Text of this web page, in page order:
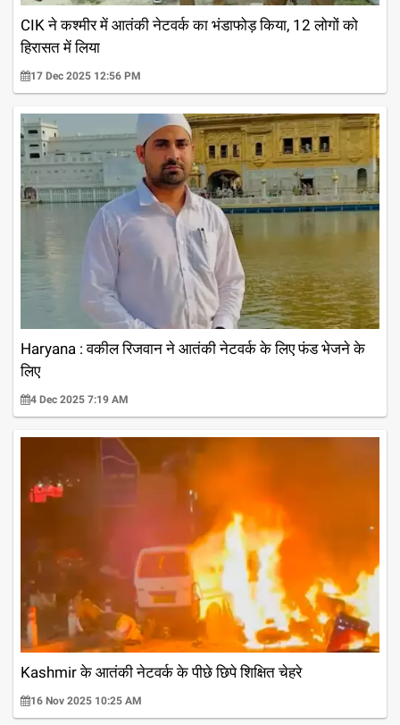
CIK ने कश्मीर में आतंकी नेटवर्क का भंडाफोड़ किया, 12 लोगों को
हिरासत में लिया
17 Dec 2025 12:56 PM
Haryana : वकील रिजवान ने आतंकी नेटवर्क के लिए फंड भेजने के
लिए
4 Dec 2025 7:19 AM
Kashmir के आतंकी नेटवर्क के पीछे छिपे शिक्षित चेहरे
16 Nov 2025 10:25 AM